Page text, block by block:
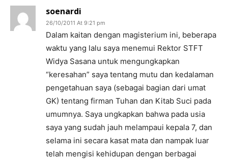
soenardi
26/10/2011 At 9:21 pm
Dalam kaitan dengan magisterium ini, beberapa
waktu yang lalu saya menemui Rektor STFT
Widya Sasana untuk mengungkapkan
“keresahan” saya tentang mutu dan kedalaman
pengetahuan saya (sebagai bagian dari umat
GK) tentang firman Tuhan dan Kitab Suci pada
umumnya. Saya ungkapkan bahwa pada usia
saya yang sudah jauh melampaui kepala 7, dan
selama ini secara kasat mata dan nampak luar
telah mengisi kehidupan dengan berbagai